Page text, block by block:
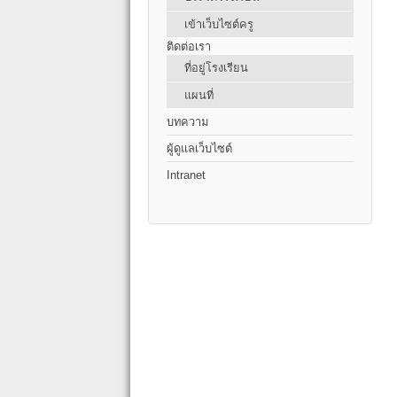
เข้าเว็บไซต์ครู
ติดต่อเรา
ที่อยู่โรงเรียน
แผนที่
บทความ
ผู้ดูแลเว็บไซต์
Intranet